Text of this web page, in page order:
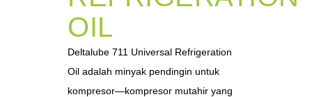
OIL
Deltalube 711 Universal Refrigeration
Oil adalah minyak pendingin untuk
kompresor—kompresor mutahir yang